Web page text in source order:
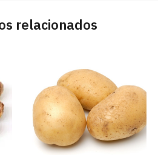
relacionados